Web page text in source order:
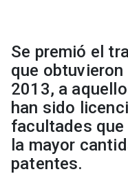
Se premió el
que
2013, a
han sido
facultades
la mayor
patentes.